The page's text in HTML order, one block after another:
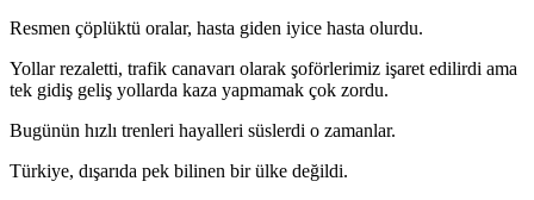
Resmen çöplüktü oralar, hasta giden iyice hasta olurdu.
Yollar rezaletti, trafik canavarı olarak şoförlerimiz işaret edilirdi ama
tek gidiş geliş yollarda kaza yapmamak çok zordu.
Bugünün hızlı trenleri hayalleri süslerdi o zamanlar.
Türkiye, dışarıda pek bilinen bir ülke değildi.